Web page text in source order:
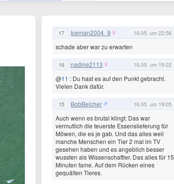
17 Iceman2004_9 16.05. um 22:56
schade aber war zu erwarten
16 nadine2113 16.05. um 19:22
@11 : Du hast es auf den Punkt gebracht.
Vielen Dank dafür.
15 BobBelcher 16.05. um 19:05
Auch wenn es brutal klingt: Das war
vermutlich die teuerste Essenslieferung für
Möwen, die es je gab. Und das alles weil
manche Menschen ein Tier 2 mal im TV
gesehen haben und es angeblich besser
wussten als Wissenschaftler. Das alles für 15
Minuten fame. Auf dem Rücken eines
gequälten Tieres.